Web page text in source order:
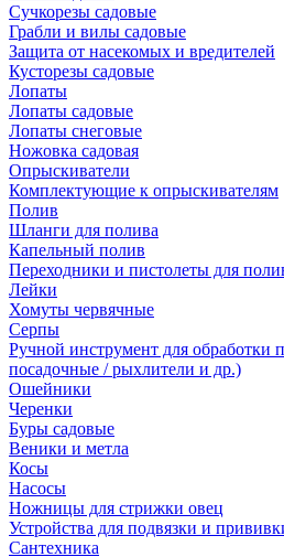
Сучкорезы садовые
Грабли и вилы садовые
Защита от насекомых и вредителей
Кусторезы садовые
Лопаты
Лопаты садовые
Лопаты снеговые
Ножовка садовая
Опрыскиватели
Комплектующие к опрыскивателям
Полив
Шланги для полива
Капельный полив
Переходники и пистолеты для
Лейки
Хомуты червячные
Серпы
Ручной инструмент для обработки
посадочные / рыхлители и др.)
Ошейники
Черенки
Буры садовые
Веники и метла
Косы
Насосы
Ножницы для стрижки овец
Устройства для подвязки и
Сантехника